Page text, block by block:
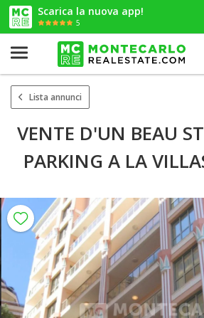
Scarica la nuova app!
5
Lista annunci
VENTE D'UN BEAU
PARKING A LA